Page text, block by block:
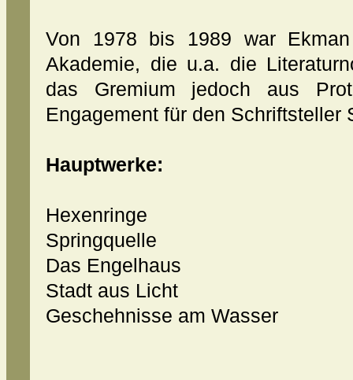
Von 1978 bis 1989 war
Akademie, die u.a. die
das Gremium jedoch aus
Engagement für den Schriftsteller
Hauptwerke:
Hexenringe
Springquelle
Das Engelhaus
Stadt aus Licht
Geschehnisse am Wasser